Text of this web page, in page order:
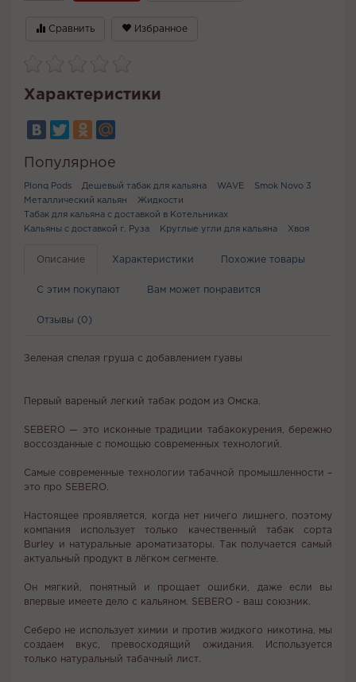
Сравнить Избранное
Характеристики
Популярное
Plonq Pods Дешевый табак для кальяна WAVE
Smok Novo 3
Металлический кальян
Жидкости
Табак для кальяна с доставкой в Котельниках
Кальяны с доставкой г. Руза
Круглые угли для кальяна Хвоя
Описание Характеристики Похожие товары
С этим покупают Вам может понравится
Отзывы (0)
Зеленая спелая груша с добавлением гуавы
Первый вареный легкий табак родом из Омска.
SEBERO — это исконные традиции табакокурения, бережно
воссозданные с помощью современных технологий.
Самые современные технологии табачной промышленности –
это про SEBERO.
Настоящее проявляется, когда нет ничего лишнего, поэтому
компания использует только качественный табак сорта
Burley и натуральные ароматизаторы. Так получается самый
актуальный продукт в лёгком сегменте.
Он мягкий, понятный и прощает ошибки, даже если вы
впервые имеете дело с кальяном. SEBERO - ваш союзник.
Себеро не использует химии и против жидкого никотина, мы
создаем вкус, превосходящий ожидания. Используется
только натуральный табачный лист.